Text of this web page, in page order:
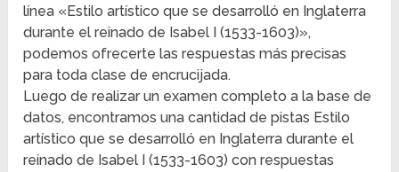
línea «Estilo artístico que se desarrolló en Inglaterra
durante el reinado de Isabel I (1533-1603)»,
podemos ofrecerte las respuestas más precisas
para toda clase de encrucijada.
Luego de realizar un examen completo a la base de
datos, encontramos una cantidad de pistas Estilo
artístico que se desarrolló en Inglaterra durante el
reinado de Isabel I (1533-1603) con respuestas